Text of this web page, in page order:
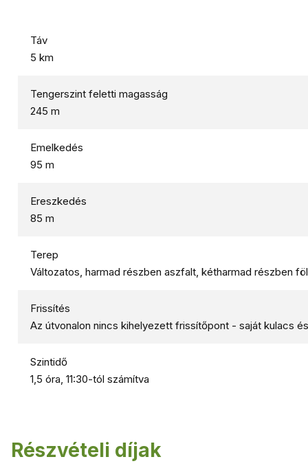
Táv
5 km
Tengerszint feletti magasság
245 m
Emelkedés
95 m
Ereszkedés
85 m
Terep
Változatos, harmad részben aszfalt, kétharmad részben
Frissítés
Az útvonalon nincs kihelyezett frissítőpont - saját kulacs
Szintidő
1,5 óra, 11:30-tól számítva
Részvételi díjak